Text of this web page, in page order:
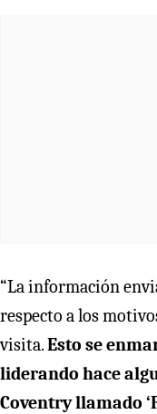
“La información
respecto a los
visita.Esto se
liderando hace
Coventry llamado